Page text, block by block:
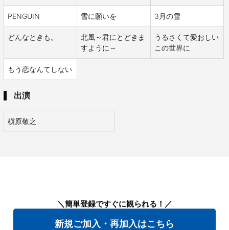
PENGUIN 雪に願いを 3月の雪
どんなときも。
北風～君にとどきま
すように～
うるさくて愛おしい
この世界に
もう恋なんてしない
出演
槇原敬之
＼簡単登録ですぐに観られる！／
新規ご加入・再加入はこちら